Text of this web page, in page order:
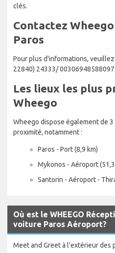
clés.
Contactez
Paros
Pour plus d'informations,
22840) 24333/ 00306948588097.
Les lieux les plus
Wheego
Wheego dispose également de
proximité, notamment :
Paros - Port (8,9 km)
Mykonos - Aéroport
Santorin - Aéroport -
Où est le WHEEGO
voiture Paros Aéroport?
Meet and Greet à l'extérieur des